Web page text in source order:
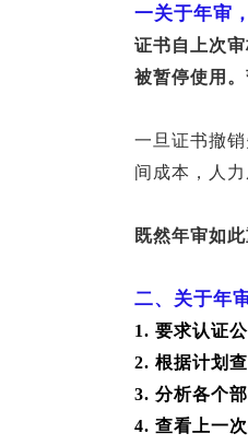
一关于年审
证书自上次
被暂停使用
一旦证书撤
间成本，人
既然年审如
二、关于年
1. 要求认证
2. 根据计划
3. 分析各个
4. 查看上一